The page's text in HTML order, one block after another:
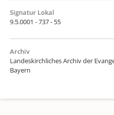
Signatur Lokal
9.5.0001 - 737 - 55
Archiv
Landeskirchliches Archiv der
Bayern